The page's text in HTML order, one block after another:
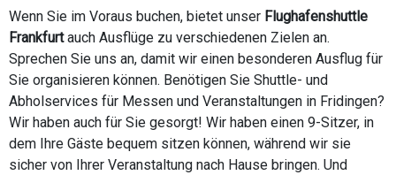
Wenn Sie im Voraus buchen, bietet unser Flughafenshuttle
Frankfurtauch Ausflüge zu verschiedenen Zielen an.
Sprechen Sie uns an, damit wir einen besonderen Ausflug für
Sie organisieren können. Benötigen Sie Shuttle- und
Abholservices für Messen und Veranstaltungen in Fridingen?
Wir haben auch für Sie gesorgt! Wir haben einen 9-Sitzer, in
dem Ihre Gäste bequem sitzen können, während wir sie
sicher von Ihrer Veranstaltung nach Hause bringen. Und